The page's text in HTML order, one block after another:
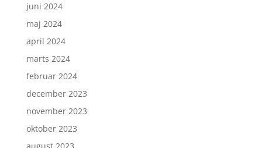
juni 2024
maj 2024
april 2024
marts 2024
februar 2024
december 2023
november 2023
oktober 2023